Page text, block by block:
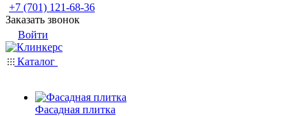
+7 (701) 121-68-36
Заказать звонок
Войти
Каталог
Фасадная плитка